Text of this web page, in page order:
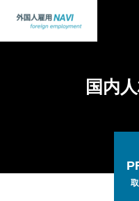
国内